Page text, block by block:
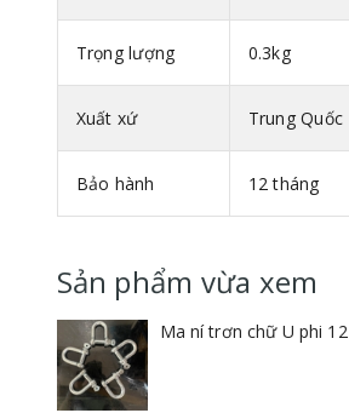
Trọng lượng 0.3kg
Xuất xứ Trung Quốc
Bảo hành 12 tháng
Sản phẩm vừa xem
Ma ní trơn chữ U phi 12